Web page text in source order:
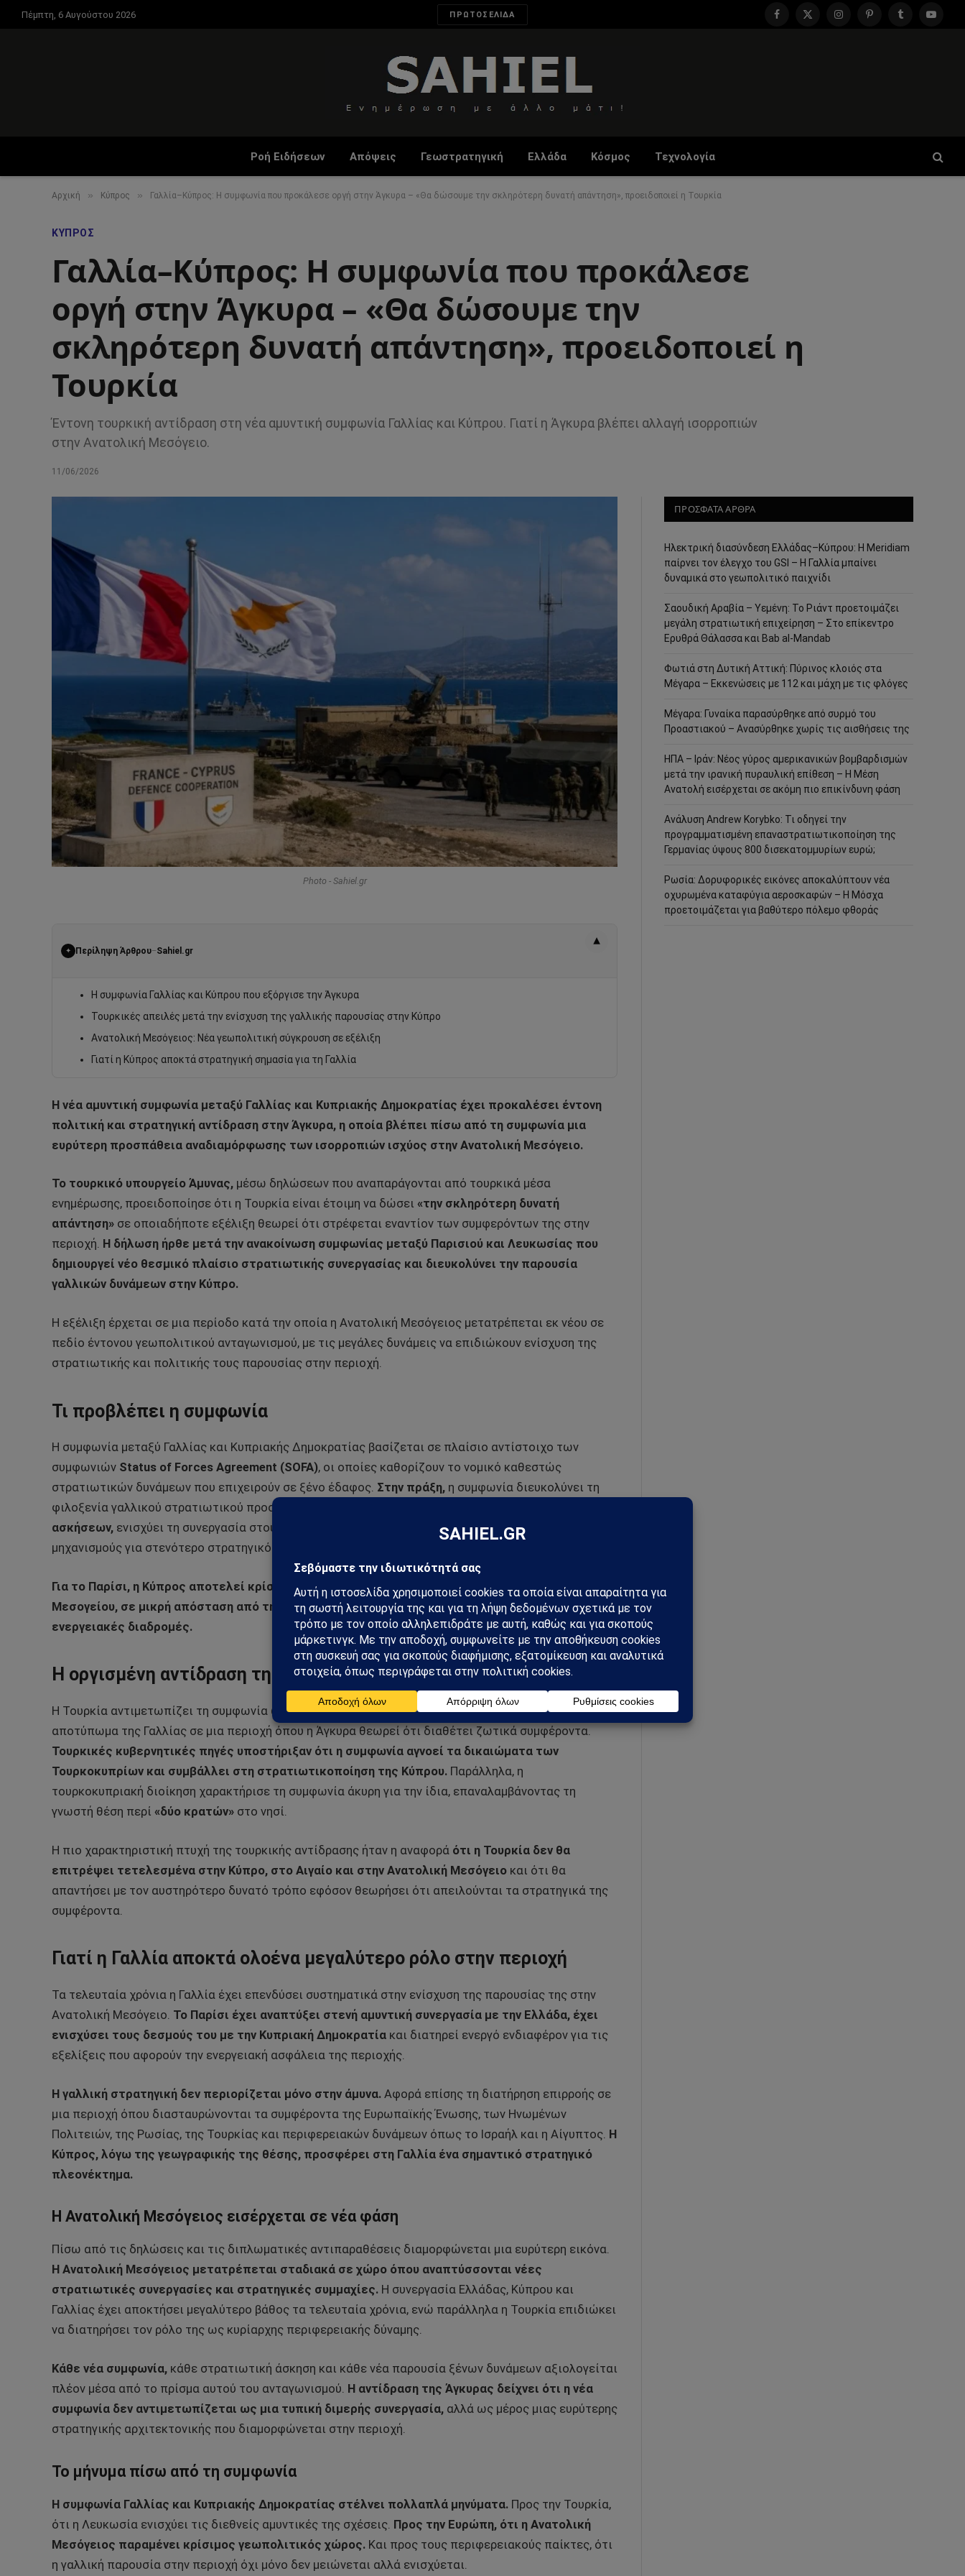
Πέμπτη, 6 Αυγούστου 2026 ΠΡΩΤΟΣΕΛΙΔΑ
Facebook
X
InstagramPinterestTumblr
Ροή Ειδήσεων Απόψεις Γεωστρατηγική Ελλάδα Κόσμος Τεχνολογία
Αρχική » Κύπρος » Γαλλία–Κύπρος: Η συμφωνία που προκάλεσε οργή στην Άγκυρα – «Θα δώσουμε την σκληρότερη δυνατή απάντηση», προειδοποιεί η Τουρκία
ΚΎΠΡΟΣ
Γαλλία–Κύπρος: Η συμφωνία που προκάλεσε
οργή στην Άγκυρα – «Θα δώσουμε την
σκληρότερη δυνατή απάντηση», προειδοποιεί η
Τουρκία
Έντονη τουρκική αντίδραση στη νέα αμυντική συμφωνία Γαλλίας και Κύπρου. Γιατί η Άγκυρα βλέπει αλλαγή ισορροπιών
στην Ανατολική Μεσόγειο.
11/06/2026
Photo - Sahiel.gr
✦ Περίληψη Άρθρου–Sahiel.gr
▾
Η συμφωνία Γαλλίας και Κύπρου που εξόργισε την Άγκυρα
Τουρκικές απειλές μετά την ενίσχυση της γαλλικής παρουσίας στην Κύπρο
Ανατολική Μεσόγειος: Νέα γεωπολιτική σύγκρουση σε εξέλιξη
Γιατί η Κύπρος αποκτά στρατηγική σημασία για τη Γαλλία
Η νέα αμυντική συμφωνία μεταξύ Γαλλίας και Κυπριακής Δημοκρατίας έχει προκαλέσει έντονη
πολιτική και στρατηγική αντίδραση στην Άγκυρα, η οποία βλέπει πίσω από τη συμφωνία μια
ευρύτερη προσπάθεια αναδιαμόρφωσης των ισορροπιών ισχύος στην Ανατολική Μεσόγειο.
Το τουρκικό υπουργείο Άμυνας, μέσω δηλώσεων που αναπαράγονται από τουρκικά μέσα
ενημέρωσης, προειδοποίησε ότι η Τουρκία είναι έτοιμη να δώσει «την σκληρότερη δυνατή
απάντηση» σε οποιαδήποτε εξέλιξη θεωρεί ότι στρέφεται εναντίον των συμφερόντων της στην
περιοχή. Η δήλωση ήρθε μετά την ανακοίνωση συμφωνίας μεταξύ Παρισιού και Λευκωσίας που
δημιουργεί νέο θεσμικό πλαίσιο στρατιωτικής συνεργασίας και διευκολύνει την παρουσία
γαλλικών δυνάμεων στην Κύπρο.
Η εξέλιξη έρχεται σε μια περίοδο κατά την οποία η Ανατολική Μεσόγειος μετατρέπεται εκ νέου σε
πεδίο έντονου γεωπολιτικού ανταγωνισμού, με τις μεγάλες δυνάμεις να επιδιώκουν ενίσχυση της
στρατιωτικής και πολιτικής τους παρουσίας στην περιοχή.
Τι προβλέπει η συμφωνία
Η συμφωνία μεταξύ Γαλλίας και Κυπριακής Δημοκρατίας βασίζεται σε πλαίσιο αντίστοιχο των
συμφωνιών Status of Forces Agreement (SOFA), οι οποίες καθορίζουν το νομικό καθεστώς
στρατιωτικών δυνάμεων που επιχειρούν σε ξένο έδαφος. Στην πράξη, η συμφωνία διευκολύνει τη
φιλοξενία γαλλικού στρατιωτικού προσωπικού στην Κύπρο,
ασκήσεων, ενισχύει τη συνεργασία στους τομείς της άμυνας και της ασφάλειας και δημιουργεί
μηχανισμούς για στενότερο στρατηγικό συντονισμό μεταξύ των δύο χωρών.
Για το Παρίσι, η Κύπρος αποτελεί κρίσιμο γεωπολιτικό σημείο στην καρδιά της Ανατολικής
Μεσογείου, σε μικρή απόσταση από τη Μέση Ανατολή, τη Διώρυγα του Σουέζ και σημαντικές
ενεργειακές διαδρομές.
Η οργισμένη αντίδραση της Άγκυρας
Η Τουρκία αντιμετωπίζει τη συμφωνία ως μια κίνηση που ενισχύει περαιτέρω το στρατηγικό
αποτύπωμα της Γαλλίας σε μια περιοχή όπου η Άγκυρα θεωρεί ότι διαθέτει ζωτικά συμφέροντα.
Τουρκικές κυβερνητικές πηγές υποστήριξαν ότι η συμφωνία αγνοεί τα δικαιώματα των
Τουρκοκυπρίων και συμβάλλει στη στρατιωτικοποίηση της Κύπρου. Παράλληλα, η
τουρκοκυπριακή διοίκηση χαρακτήρισε τη συμφωνία άκυρη για την ίδια, επαναλαμβάνοντας τη
γνωστή θέση περί «δύο κρατών» στο νησί.
Η πιο χαρακτηριστική πτυχή της τουρκικής αντίδρασης ήταν η αναφορά ότι η Τουρκία δεν θα
επιτρέψει τετελεσμένα στην Κύπρο, στο Αιγαίο και στην Ανατολική Μεσόγειο και ότι θα
απαντήσει με τον αυστηρότερο δυνατό τρόπο εφόσον θεωρήσει ότι απειλούνται τα στρατηγικά της
συμφέροντα.
Γιατί η Γαλλία αποκτά ολοένα μεγαλύτερο ρόλο στην περιοχή
Τα τελευταία χρόνια η Γαλλία έχει επενδύσει συστηματικά στην ενίσχυση της παρουσίας της στην
Ανατολική Μεσόγειο. Το Παρίσι έχει αναπτύξει στενή αμυντική συνεργασία με την Ελλάδα, έχει
ενισχύσει τους δεσμούς του με την Κυπριακή Δημοκρατία και διατηρεί ενεργό ενδιαφέρον για τις
εξελίξεις που αφορούν την ενεργειακή ασφάλεια της περιοχής.
Η γαλλική στρατηγική δεν περιορίζεται μόνο στην άμυνα. Αφορά επίσης τη διατήρηση επιρροής σε
μια περιοχή όπου διασταυρώνονται τα συμφέροντα της Ευρωπαϊκής Ένωσης, των Ηνωμένων
Πολιτειών, της Ρωσίας, της Τουρκίας και περιφερειακών δυνάμεων όπως το Ισραήλ και η Αίγυπτος. Η
Κύπρος, λόγω της γεωγραφικής της θέσης, προσφέρει στη Γαλλία ένα σημαντικό στρατηγικό
πλεονέκτημα.
Η Ανατολική Μεσόγειος εισέρχεται σε νέα φάση
Πίσω από τις δηλώσεις και τις διπλωματικές αντιπαραθέσεις διαμορφώνεται μια ευρύτερη εικόνα.
Η Ανατολική Μεσόγειος μετατρέπεται σταδιακά σε χώρο όπου αναπτύσσονται νέες
στρατιωτικές συνεργασίες και στρατηγικές συμμαχίες. Η συνεργασία Ελλάδας, Κύπρου και
Γαλλίας έχει αποκτήσει μεγαλύτερο βάθος τα τελευταία χρόνια, ενώ παράλληλα η Τουρκία επιδιώκει
να διατηρήσει τον ρόλο της ως κυρίαρχης περιφερειακής δύναμης.
Κάθε νέα συμφωνία, κάθε στρατιωτική άσκηση και κάθε νέα παρουσία ξένων δυνάμεων αξιολογείται
πλέον μέσα από το πρίσμα αυτού του ανταγωνισμού. Η αντίδραση της Άγκυρας δείχνει ότι η νέα
συμφωνία δεν αντιμετωπίζεται ως μια τυπική διμερής συνεργασία, αλλά ως μέρος μιας ευρύτερης
στρατηγικής αρχιτεκτονικής που διαμορφώνεται στην περιοχή.
Το μήνυμα πίσω από τη συμφωνία
Η συμφωνία Γαλλίας και Κυπριακής Δημοκρατίας στέλνει πολλαπλά μηνύματα. Προς την Τουρκία,
ότι η Λευκωσία ενισχύει τις διεθνείς αμυντικές της σχέσεις. Προς την Ευρώπη, ότι η Ανατολική
Μεσόγειος παραμένει κρίσιμος γεωπολιτικός χώρος. Και προς τους περιφερειακούς παίκτες, ότι
η γαλλική παρουσία στην περιοχή όχι μόνο δεν μειώνεται αλλά ενισχύεται.
ΠΡΟΣΦΑΤΑ ΑΡΘΡΑ
Ηλεκτρική διασύνδεση Ελλάδας–Κύπρου: Η Meridiam
παίρνει τον έλεγχο του GSI – Η Γαλλία μπαίνει
δυναμικά στο γεωπολιτικό παιχνίδι
Σαουδική Αραβία – Υεμένη: Το Ριάντ προετοιμάζει
μεγάλη στρατιωτική επιχείρηση – Στο επίκεντρο
Ερυθρά Θάλασσα και Bab al-Mandab
Φωτιά στη Δυτική Αττική: Πύρινος κλοιός στα
Μέγαρα – Εκκενώσεις με 112 και μάχη με τις φλόγες
Μέγαρα: Γυναίκα παρασύρθηκε από συρμό του
Προαστιακού – Ανασύρθηκε χωρίς τις αισθήσεις της
ΗΠΑ – Ιράν: Νέος γύρος αμερικανικών βομβαρδισμών
μετά την ιρανική πυραυλική επίθεση – Η Μέση
Ανατολή εισέρχεται σε ακόμη πιο επικίνδυνη φάση
Ανάλυση Andrew Korybko: Τι οδηγεί την
προγραμματισμένη επαναστρατιωτικοποίηση της
Γερμανίας ύψους 800 δισεκατομμυρίων ευρώ;
Ρωσία: Δορυφορικές εικόνες αποκαλύπτουν νέα
οχυρωμένα καταφύγια αεροσκαφών – Η Μόσχα
προετοιμάζεται για βαθύτερο πόλεμο φθοράς